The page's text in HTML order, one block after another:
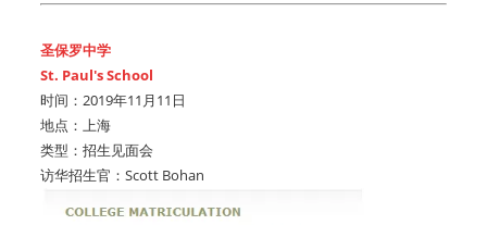
圣保罗中学
St. Paul's School
时间：2019年11月11日
地点：上海
类型：招生见面会
访华招生官：Scott Bohan